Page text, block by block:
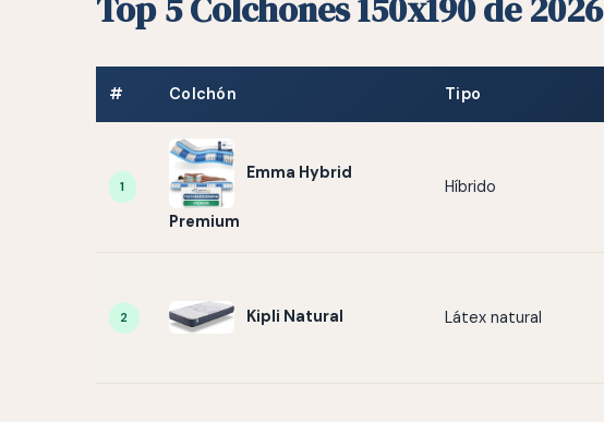
# Colchón Tipo
1
Emma Hybrid
Premium
Híbrido
2 Kipli Natural Látex natural